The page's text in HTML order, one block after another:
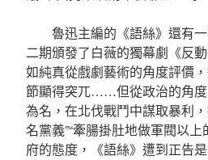
魯迅主編的《語絲》還有
二期頒發了白薇的獨幕劇《反
如純真從戲劇藝術的角度評價
節顯得突兀……但從政治的角度
為名，在北伐戰鬥中謀取暴利
名黨義”“牽腸掛肚地做軍閥以
府的態度，《語絲》遭到正告